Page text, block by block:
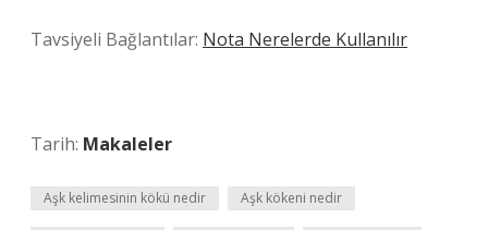
Tavsiyeli Bağlantılar: Nota Nerelerde Kullanılır
Tarih: Makaleler
Aşk kelimesinin kökü nedir Aşk kökeni nedir